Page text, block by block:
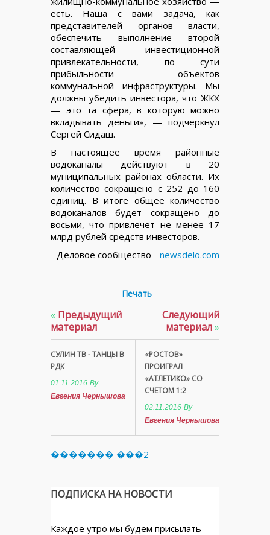
есть. Наша с вами задача, как
представителей органов власти,
обеспечить выполнение второй
составляющей – инвестиционной
привлекательности, по сути
прибыльности объектов
коммунальной инфраструктуры. Мы
должны убедить инвестора, что ЖКХ
— это та сфера, в которую можно
вкладывать деньги», — подчеркнул
Сергей Сидаш.
В настоящее время районные
водоканалы действуют в 20
муниципальных районах области. Их
количество сокращено с 252 до 160
единиц. В итоге общее количество
водоканалов будет сокращено до
восьми, что привлечет не менее 17
млрд рублей средств инвесторов.
Деловое сообщество - newsdelo.com
Печать
« Предыдущий
материал
СУЛИН ТВ - ТАНЦЫ В
РДК
01.11.2016 By
Евгения Чернышова
Следующий
материал»
«РОСТОВ»
ПРОИГРАЛ
«АТЛЕТИКО» СО
СЧЕТОМ 1:2
02.11.2016 By
Евгения Чернышова
������� ���2
ПОДПИСКА НА НОВОСТИ
Каждое утро мы будем присылать